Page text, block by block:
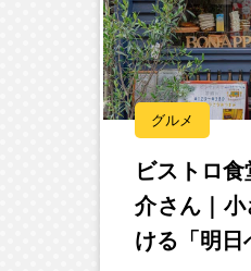
グルメ
ビストロ
介さん｜
ける「明日